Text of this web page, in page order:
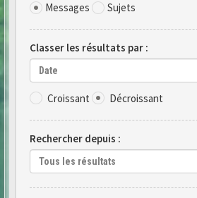
Messages
Sujets
Classer les résultats par :
Date
Croissant Décroissant
Rechercher depuis :
Tous les résultats